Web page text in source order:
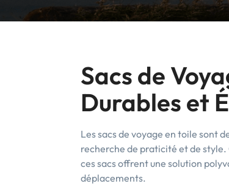
Sacs de
Durables et
Les sacs de voyage en toile sont
recherche de praticité et de
ces sacs offrent une solution
déplacements.